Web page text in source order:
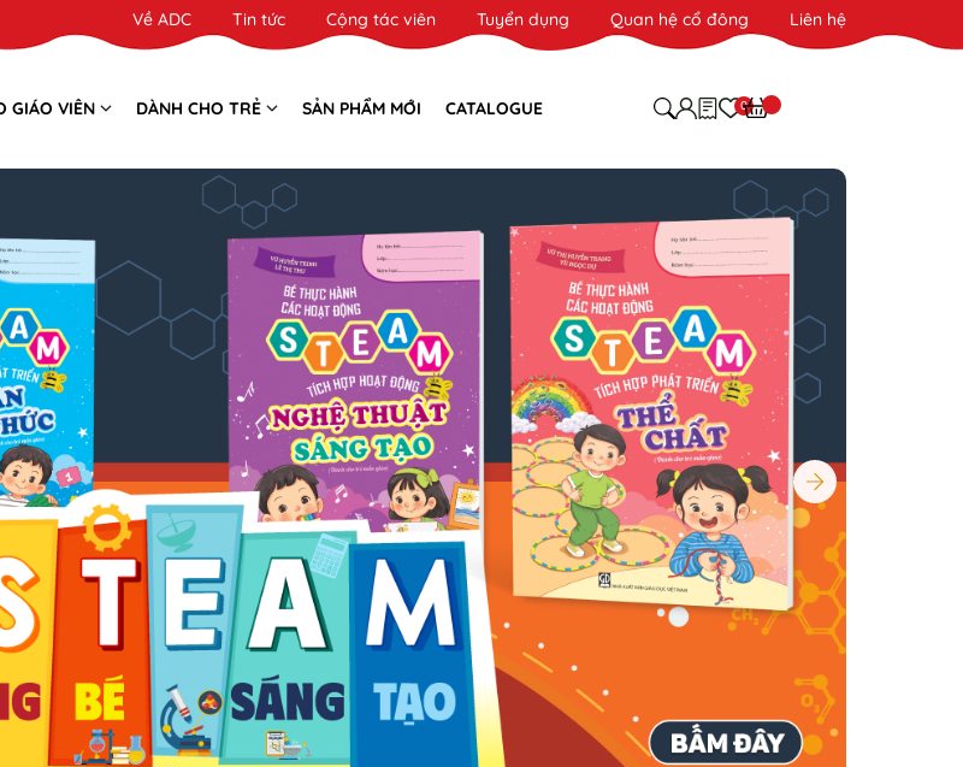
Về ADC Tin tức Cộng tác viên Tuyển dụng Quan hệ cổ đông Liên hệ
GIÁO VIÊN DÀNH CHO TRẺ SẢN PHẨM MỚI CATALOGUE 0